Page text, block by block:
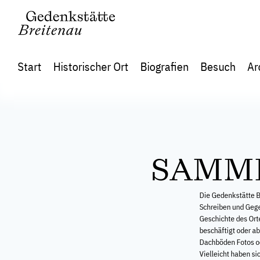
Start Historischer Ort Biografien Besuch
Die Gedenkstätte
Schreiben und
Geschichte des
beschäftigt oder
Dachböden Fotos
Vielleicht haben